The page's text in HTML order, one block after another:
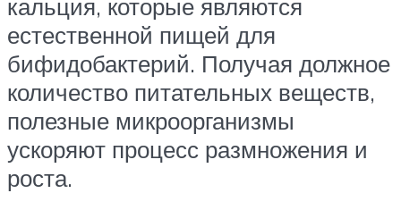
кальция, которые являются
естественной пищей для
бифидобактерий. Получая должное
количество питательных веществ,
полезные микроорганизмы
ускоряют процесс размножения и
роста.